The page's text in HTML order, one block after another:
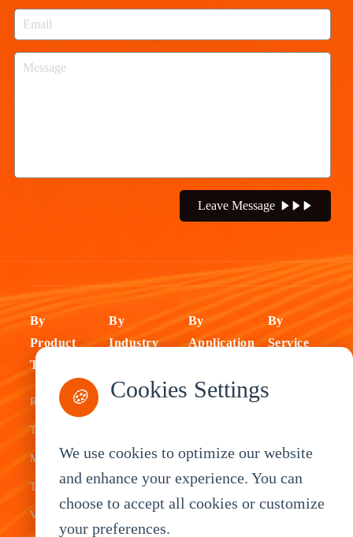
Leave Message
By
Product
Type
Rugged
Tablets
Mobile Data
Terminal
Vehicle
By
Industry
Fleet
Warehouse
By
Application
ELD Tablet
Tablet
By
Service
🍪 Cookies Settings
We use cookies to optimize our website
and enhance your experience. You can
choose to accept all cookies or customize
your preferences.